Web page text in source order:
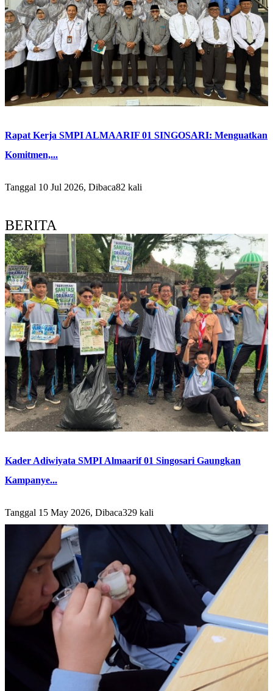
Rapat Kerja SMPI ALMAARIF 01 SINGOSARI: Menguatkan
Komitmen,...
Tanggal 10 Jul 2026, Dibaca82 kali
BERITA
Kader Adiwiyata SMPI Almaarif 01 Singosari Gaungkan
Kampanye...
Tanggal 15 May 2026, Dibaca329 kali